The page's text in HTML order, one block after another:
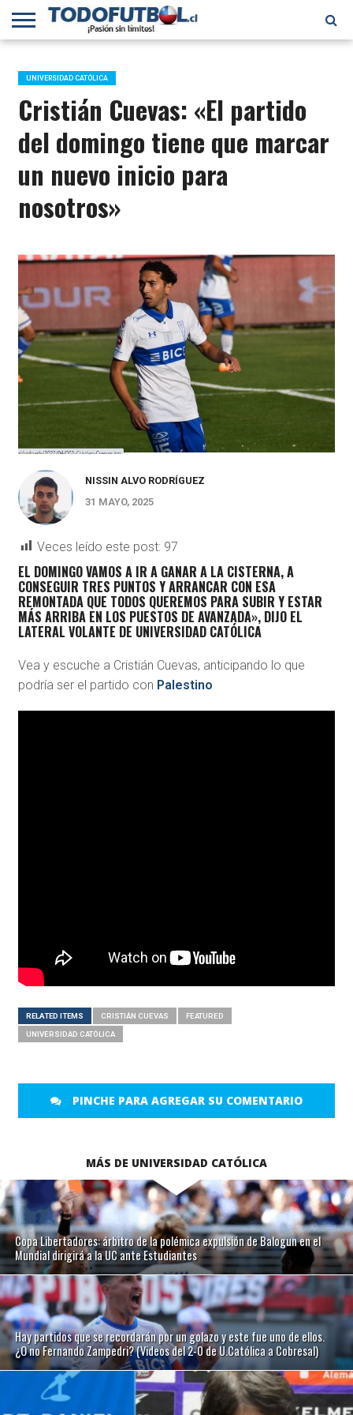
PRIMERA
B
SELECCIÓN
CHILENA
CHILENOS
EN EL
MUNDO
FÚTBOL
INTERNACIONAL
UNIVERSIDAD CATÓLICA
Cristián Cuevas: «El partido
del domingo tiene que marcar
un nuevo inicio para
nosotros»
NISSIN ALVO RODRÍGUEZ
31 MAYO, 2025
Veces leído este post: 97
EL DOMINGO VAMOS A IR A GANAR A LA CISTERNA, A
CONSEGUIR TRES PUNTOS Y ARRANCAR CON ESA
REMONTADA QUE TODOS QUEREMOS PARA SUBIR Y ESTAR
MÁS ARRIBA EN LOS PUESTOS DE AVANZADA», DIJO EL
LATERAL VOLANTE DE UNIVERSIDAD CATÓLICA
Vea y escuche a Cristián Cuevas, anticipando lo que
podría ser el partido con Palestino
RELATED ITEMS CRISTIÁN CUEVAS FEATURED
UNIVERSIDAD CATÓLICA
PINCHE PARA AGREGAR SU COMENTARIO
MÁS DE UNIVERSIDAD CATÓLICA
Copa Libertadores: árbitro de la polémica expulsión de Balogun en el
Mundial dirigirá a la UC ante Estudiantes
Hay partidos que se recordarán por un golazo y este fue uno de ellos.
¿O no Fernando Zampedri? (Videos del 2-0 de U.Católica a Cobresal)